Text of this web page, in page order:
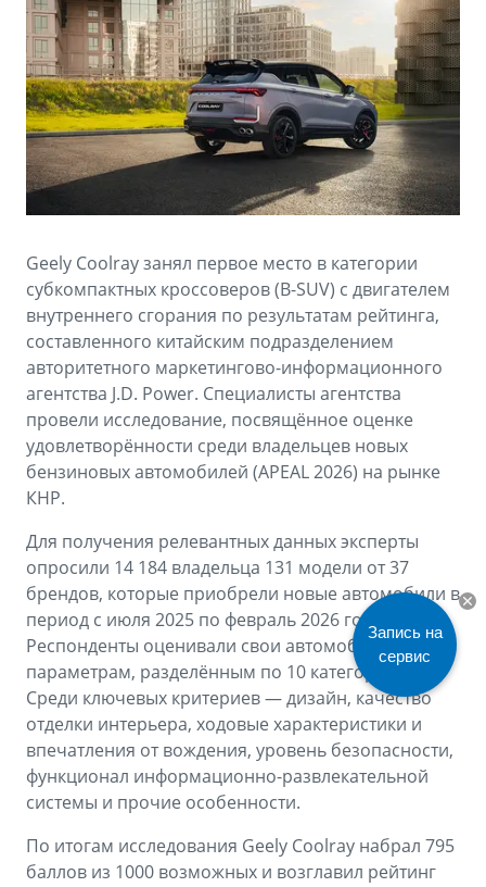
MONJARO
от 4 349 990 ₽*
PREFACE
от 3 079 990 ₽*
Аксессуары
ФИНАНСЫ И УСЛУГИ
Автокредит
Расчет КАСКО
GEELY Лизинг
Советы по эксплуатации
Спецпредложения
ПОДДЕРЖКА
Помощь на дорогах
Сервисная книжка
Вопросы и ответы
Geely Coolray занял первое место в категории
субкомпактных кроссоверов (B-SUV) с двигателем
внутреннего сгорания по результатам рейтинга,
составленного китайским подразделением
авторитетного маркетингово-информационного
агентства J.D. Power. Специалисты агентства
провели исследование, посвящённое оценке
удовлетворённости среди владельцев новых
бензиновых автомобилей (APEAL 2026) на рынке
КНР.
Для получения релевантных данных эксперты
опросили 14 184 владельца 131 модели от 37
брендов, которые приобрели новые автомобили в
период с июля 2025 по февраль 2026 года.
Респонденты оценивали свои автомобили по 37
параметрам, разделённым по 10 категориям.
Среди ключевых критериев — дизайн, качество
отделки интерьера, ходовые характеристики и
впечатления от вождения, уровень безопасности,
функционал информационно-развлекательной
системы и прочие особенности.
По итогам исследования Geely Coolray набрал 795
баллов из 1000 возможных и возглавил рейтинг
Запись на
сервис